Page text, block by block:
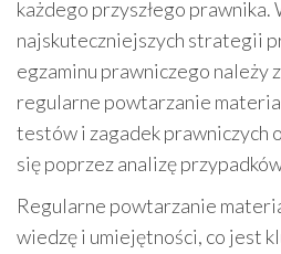
każdego przyszłego prawnika.
najskuteczniejszych strategii
egzaminu prawniczego należy
regularne powtarzanie
testów i zagadek prawniczych
się poprzez analizę
Regularne powtarzanie
wiedzę i umiejętności, co jest